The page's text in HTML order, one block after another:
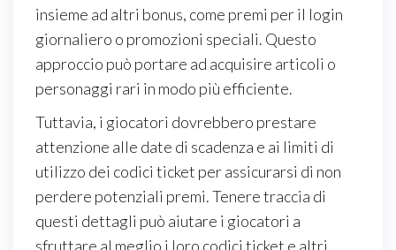
insieme ad altri bonus, come premi per il login
giornaliero o promozioni speciali. Questo
approccio può portare ad acquisire articoli o
personaggi rari in modo più efficiente.
Tuttavia, i giocatori dovrebbero prestare
attenzione alle date di scadenza e ai limiti di
utilizzo dei codici ticket per assicurarsi di non
perdere potenziali premi. Tenere traccia di
questi dettagli può aiutare i giocatori a
sfruttare al meglio i loro codici ticket e altri